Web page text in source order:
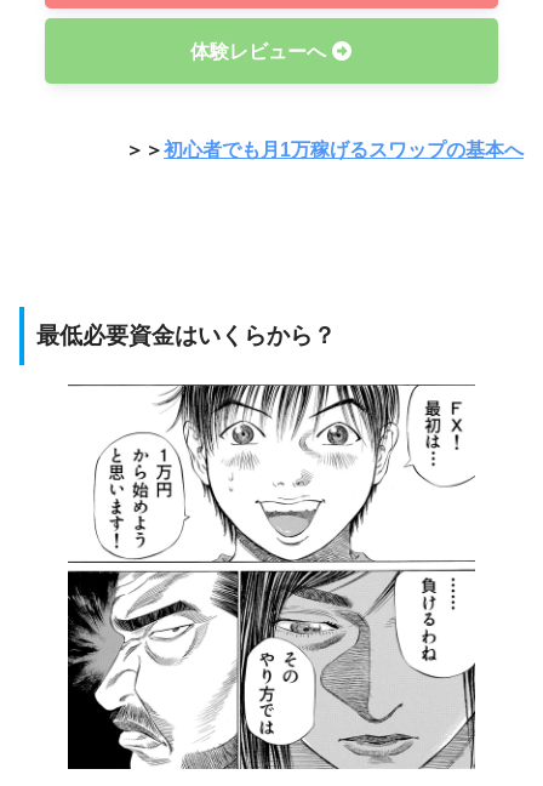
体験レビューへ
＞＞初心者でも月1万稼げるスワップの基本へ
最低必要資金はいくらから？